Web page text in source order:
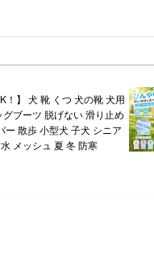
】 犬 靴 くつ 犬の靴 犬用
ブーツ 脱げない 滑り止め
ー 散歩 小型犬 子犬 シニア
メッシュ 夏 冬 防寒